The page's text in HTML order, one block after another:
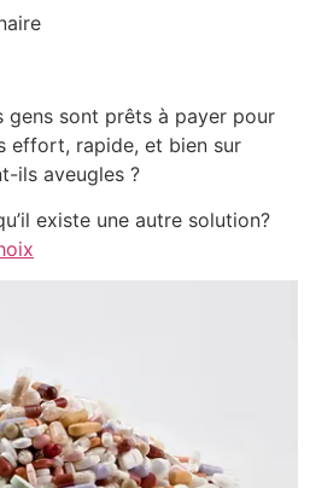
gens sont prêts à payer pour
effort, rapide, et bien sur
ils aveugles ?
existe une autre solution?